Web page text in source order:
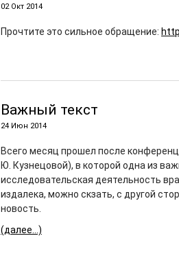
02 Окт 2014
Прочтите это сильное обращение:
Важный текст
24 Июн 2014
Всего месяц прошел после
Ю. Кузнецовой), в которой одна из
исследовательская деятельность
издалека, можно скзать, с другой
новость.
(далее…)